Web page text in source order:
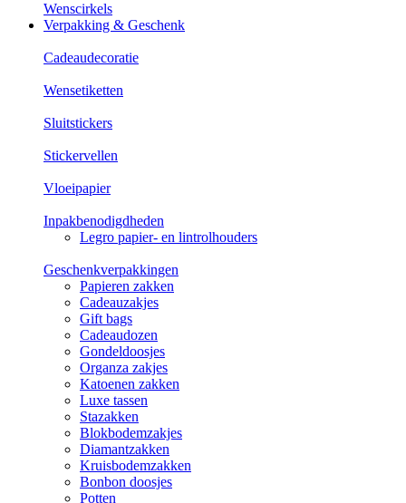
Wenscirkels
Verpakking & Geschenk
Cadeaudecoratie
Wensetiketten
Sluitstickers
Stickervellen
Vloeipapier
Inpakbenodigdheden
Legro papier- en lintrolhouders
Geschenkverpakkingen
Papieren zakken
Cadeauzakjes
Gift bags
Cadeaudozen
Gondeldoosjes
Organza zakjes
Katoenen zakken
Luxe tassen
Stazakken
Blokbodemzakjes
Diamantzakken
Kruisbodemzakken
Bonbon doosjes
Potten